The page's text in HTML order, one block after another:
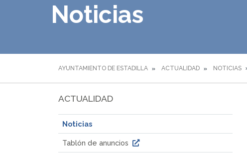
Noticias
AYUNTAMIENTO DE ESTADILLA ACTUALIDAD NOTICIAS
ACTUALIDAD
Noticias
Tablón de anuncios